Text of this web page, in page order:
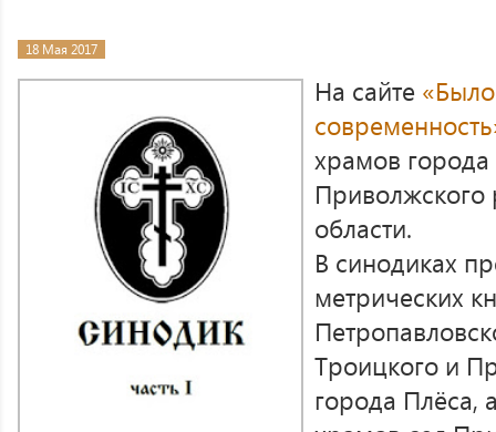
18 Мая 2017
На сайте
храмов
Приволжского
области.
В синодиках
метрических
Троицкого и
города Плёса,